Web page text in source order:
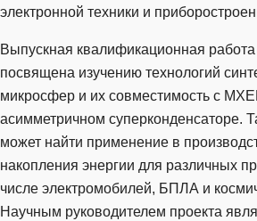
электронной техники и
Выпускная квалификационная работа
посвящена изучению технологий
микросфер и их совместимость с
асимметричном суперконденсаторе.
может найти применение в
накопления энергии для различных
числе электромобилей, БПЛА и
Научным руководителем проекта